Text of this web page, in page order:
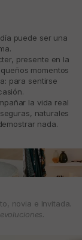
puede ser una
presente en la
momentos
para sentirse
la vida real
naturales
nada.
novia e Invitada.